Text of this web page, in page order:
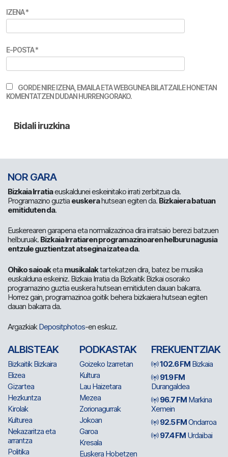
IZENA*
E-POSTA*
GORDE NIRE IZENA, EMAILA ETA WEBGUNEA BILATZAILE HONETAN
KOMENTATZEN DUDAN HURRENGORAKO.
NOR GARA
Bizkaia Irratiaeuskaldunei eskeinitako irrati zerbitzua da.
Programazino guztia euskerahutsean egiten da. Bizkaiera batuan
emitiduten da.
Euskerearen garapena eta normalizazinoa dira irratsaio berezi batzuen
helburuak. Bizkaia Irratiaren programazinoaren helburu nagusia
entzule guztientzat atsegina izatea da.
Ohiko saioaketa musikalaktartekatzen dira, batez be musika
euskalduna eskeiniz. Bizkaia Irratia da Bizkaitik Bizkai osorako
programazino guztia euskera hutsean emitiduten dauan bakarra.
Horrez gain, programazinoa goitik behera bizkaiera hutsean egiten
dauan bakarra da.
ArgazkiakDepositphotos-en eskuz.
ALBISTEAK
Bizkaitik Bizkaira
Elizea
Gizartea
Hezkuntza
Kirolak
Kulturea
Nekazaritza eta
arrantza
Politika
PODKASTAK
Goizeko Izarretan
Kultura
Lau Haizetara
Mezea
Zorionagurrak
Jokoan
Garoa
Kresala
Euskera Hobetzen
FREKUENTZIAK
102.6 FM Bizkaia
91.9 FM
Durangaldea
96.7 FM Markina
Xemein
92.5 FMOndarroa
97.4 FM Urdaibai